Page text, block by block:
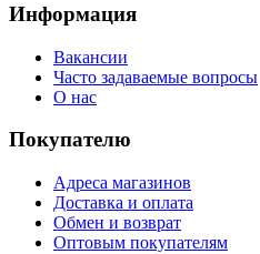
Информация
Вакансии
Часто задаваемые вопросы
О нас
Покупателю
Адреса магазинов
Доставка и оплата
Обмен и возврат
Оптовым покупателям